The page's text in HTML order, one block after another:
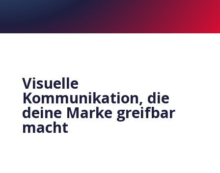
Visuelle
Kommunikation, die
deine Marke greifbar
macht